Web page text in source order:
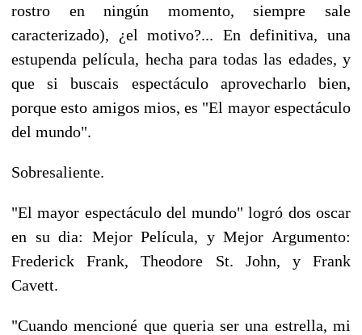
rostro en ningún momento, siempre sale
caracterizado), ¿el motivo?... En definitiva, una
estupenda película, hecha para todas las edades, y
que si buscais espectáculo aprovecharlo bien,
porque esto amigos mios, es "El mayor espectáculo
del mundo".
Sobresaliente.
"El mayor espectáculo del mundo" logró dos oscar
en su dia: Mejor Película, y Mejor Argumento:
Frederick Frank, Theodore St. John, y Frank
Cavett.
"Cuando mencioné que queria ser una estrella, mi